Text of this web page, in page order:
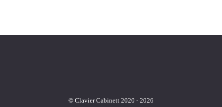
© Clavier Cabinett 2020 - 2026